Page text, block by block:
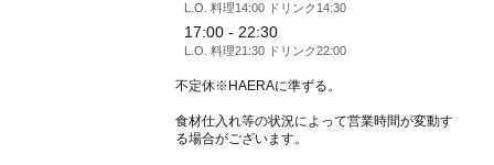
L.O. 料理14:00 ドリンク14:30
17:00 - 22:30
L.O. 料理21:30 ドリンク22:00
不定休※HAERAに準ずる。
食材仕入れ等の状況によって営業時間が変動す
る場合がございます。